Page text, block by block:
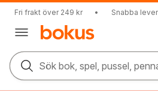
Fri frakt över 249 kr • Snabba
Sök bok, spel, pussel,